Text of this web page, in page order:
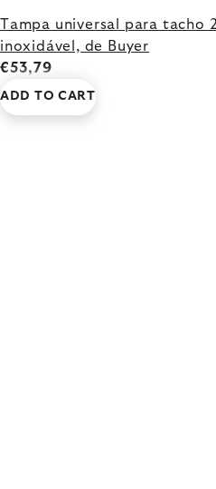
Tampa universal para tacho
inoxidável, de Buyer
€53,79
ADD TO CART